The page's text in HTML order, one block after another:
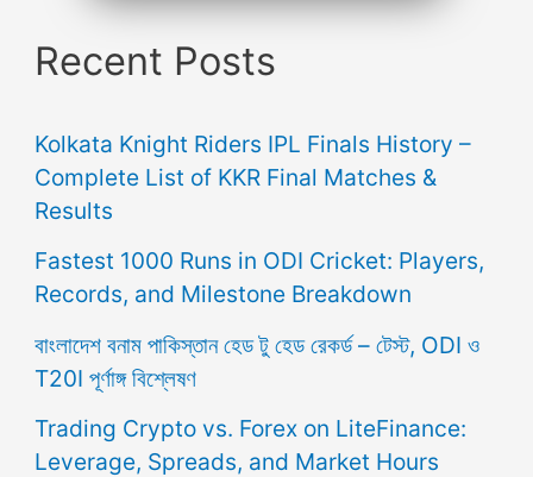
Recent Posts
Kolkata Knight Riders IPL Finals History –
Complete List of KKR Final Matches &
Results
Fastest 1000 Runs in ODI Cricket: Players,
Records, and Milestone Breakdown
বাংলাদেশ বনাম পাকিস্তান হেড টু হেড রেকর্ড – টেস্ট, ODI ও
T20I পূর্ণাঙ্গ বিশ্লেষণ
Trading Crypto vs. Forex on LiteFinance:
Leverage, Spreads, and Market Hours